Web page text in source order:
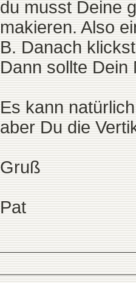
du musst Deine
makieren. Also
B. Danach
Dann sollte
Es kann
aber Du die
Gruß
Pat